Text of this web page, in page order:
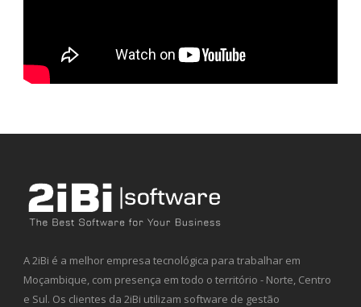
A 2iBi é a melhor empresa tecnológica para trabalhar em
Moçambique, com presença em todo o território - Norte, Centro
e Sul. Os clientes da 2iBi utilizam software de gestão